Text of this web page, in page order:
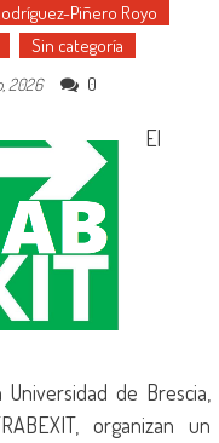
Piñero Royo
Sin categoría
2026 0
El
de Brescia,
organizan un